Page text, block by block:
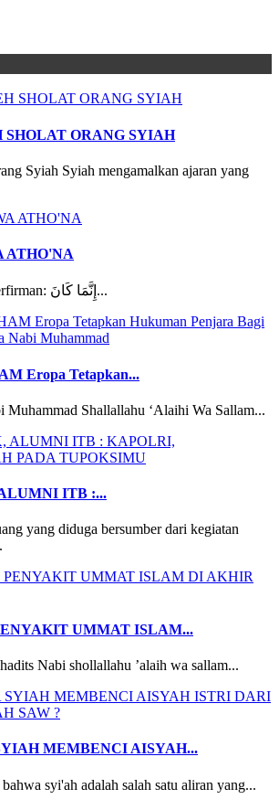
SHOLAT ORANG SYIAH
Syiah Syiah mengamalkan ajaran yang
ATHO'NA
Allah Ta'ala berfirman: إِنَّمَا كَانَ...
Eropa Tetapkan...
Muhammad Shallallahu ‘Alaihi Wa Sallam...
ITB :...
yang diduga bersumber dari kegiatan
UMMAT ISLAM...
Nabi shollallahu ’alaih wa sallam...
MEMBENCI AISYAH...
syi'ah adalah salah satu aliran yang...